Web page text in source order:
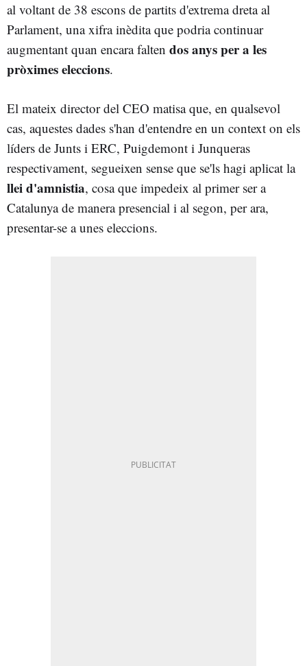
al voltant de 38 escons de partits d'extrema dreta al
Parlament, una xifra inèdita que podria continuar
augmentant quan encara falten dos anys per a les
pròximes eleccions.
El mateix director del CEO matisa que, en qualsevol
cas, aquestes dades s'han d'entendre en un context on els
líders de Junts i ERC, Puigdemont i Junqueras
respectivament, segueixen sense que se'ls hagi aplicat la
llei d'amnistia, cosa que impedeix al primer ser a
Catalunya de manera presencial i al segon, per ara,
presentar-se a unes eleccions.